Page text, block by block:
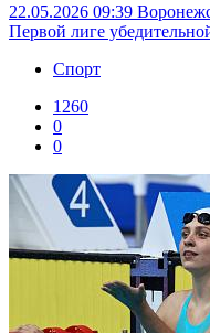
22.05.2026 09:39
Первой лиге
Спорт
1260
0
0